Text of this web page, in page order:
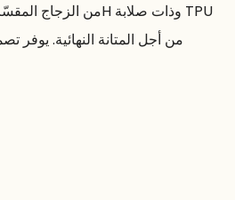
من أجل المتانة النهائية. يوفر